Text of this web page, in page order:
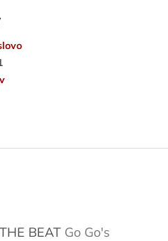
BEAT Go Go's